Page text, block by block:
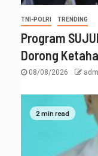
TNI-POLRI TRENDING
Program
Dorong
08/08/2026
2 min read